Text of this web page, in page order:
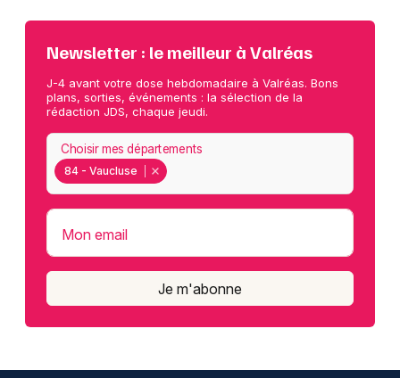
Newsletter : le meilleur à Valréas
J-4 avant votre dose hebdomadaire à Valréas. Bons
plans, sorties, événements : la sélection de la
rédaction JDS, chaque jeudi.
84 - Vaucluse
Choisir mes départements
Mon email
Je m'abonne